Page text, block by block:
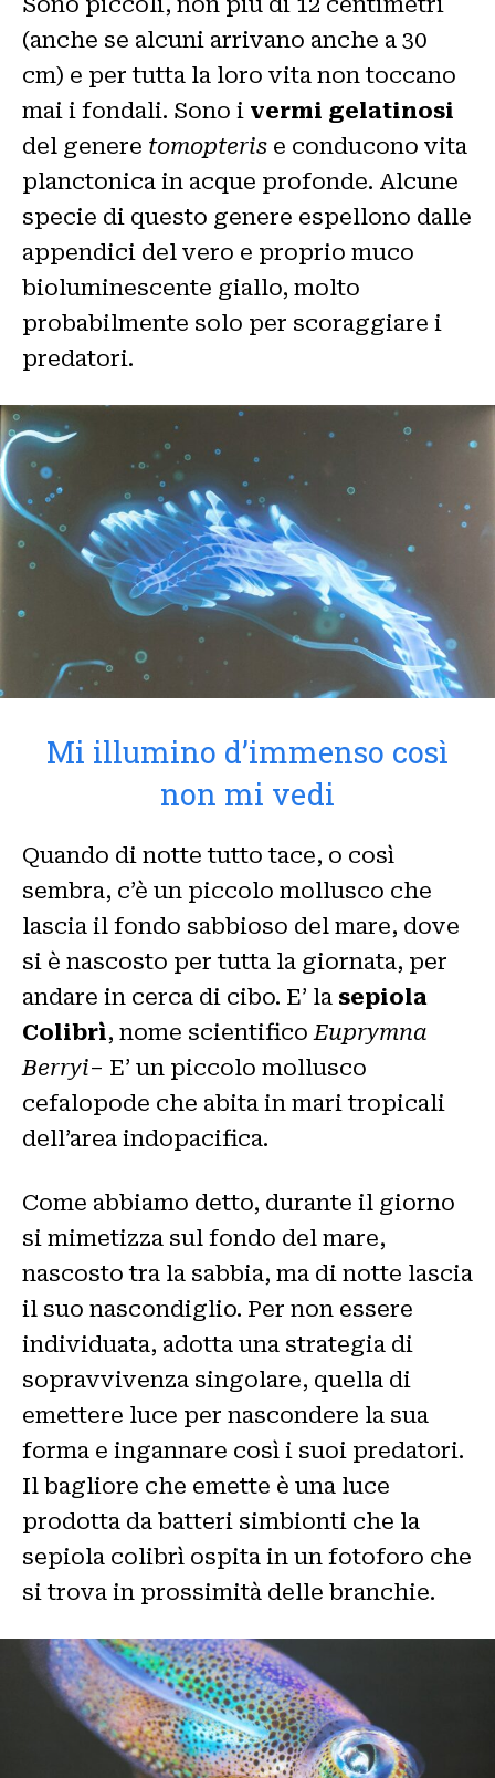
(anche se alcuni arrivano anche a 30
cm) e per tutta la loro vita non toccano
mai i fondali. Sono i vermi gelatinosi
del genere tomopteris e conducono vita
planctonica in acque profonde. Alcune
specie di questo genere espellono dalle
appendici del vero e proprio muco
bioluminescente giallo, molto
probabilmente solo per scoraggiare i
predatori.
Mi illumino d’immenso così
non mi vedi
Quando di notte tutto tace, o così
sembra, c’è un piccolo mollusco che
lascia il fondo sabbioso del mare, dove
si è nascosto per tutta la giornata, per
andare in cerca di cibo. E’ la sepiola
Colibrì, nome scientificoEuprymna
Berryi– E’ un piccolo mollusco
cefalopode che abita in mari tropicali
dell’area indopacifica.
Come abbiamo detto, durante il giorno
si mimetizza sul fondo del mare,
nascosto tra la sabbia, ma di notte lascia
il suo nascondiglio. Per non essere
individuata, adotta una strategia di
sopravvivenza singolare, quella di
emettere luce per nascondere la sua
forma e ingannare così i suoi predatori.
Il bagliore che emette è una luce
prodotta da batteri simbionti che la
sepiola colibrì ospita in un fotoforo che
si trova in prossimità delle branchie.